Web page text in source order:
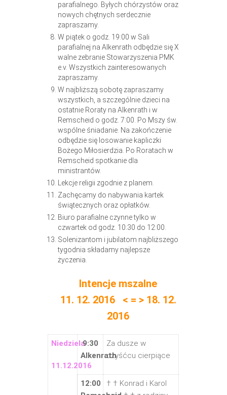
parafialnego. Byłych chórzystów oraz
nowych chętnych serdecznie
zapraszamy.
W piątek o godz. 19:00 w Sali
parafialnej na Alkenrath odbędzie się X
walne zebranie Stowarzyszenia PMK
e.v. Wszystkich zainteresowanych
zapraszamy.
W najbliższą sobotę zapraszamy
wszystkich, a szczególnie dzieci na
ostatnie Roraty na Alkenrath i w
Remscheid o godz. 7:00. Po Mszy św.
wspólne śniadanie. Na zakończenie
odbędzie się losowanie kapliczki
Bożego Miłosierdzia. Po Roratach w
Remscheid spotkanie dla
ministrantów.
Lekcje religii zgodnie z planem.
Zachęcamy do nabywania kartek
świątecznych oraz opłatków.
Biuro parafialne czynne tylko w
czwartek od godz. 10:30 do 12:00.
Solenizantom i jubilatom najbliższego
tygodnia składamy najlepsze
życzenia.
Intencje mszalne
11. 12. 2016 < = > 18. 12.
2016
Niedziela
11.12.2016
9:30
Alkenrath
Za dusze w
czyśćcu cierpiące
12:00
† † Konrad i Karol